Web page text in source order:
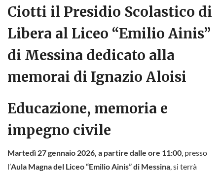
Ciotti il Presidio Scolastico di
Libera al Liceo “Emilio Ainis”
di Messina dedicato alla
memorai di Ignazio Aloisi
Educazione, memoria e
impegno civile
Martedì 27 gennaio 2026, a partire dalle ore 11:00, presso
l’Aula Magna del Liceo “Emilio Ainis” di Messina, si terrà